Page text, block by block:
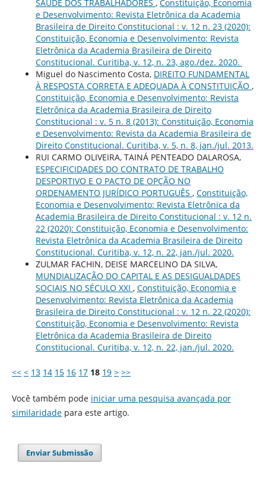
SAÚDE DOS TRABALHADORES , Constituição, Economia
e Desenvolvimento: Revista Eletrônica da Academia
Brasileira de Direito Constitucional : v. 12 n. 23 (2020):
Constituição, Economia e Desenvolvimento: Revista
Eletrônica da Academia Brasileira de Direito
Constitucional. Curitiba, v. 12, n. 23, ago./dez. 2020.
Miguel do Nascimento Costa, DIREITO FUNDAMENTAL
À RESPOSTA CORRETA E ADEQUADA À CONSTITUIÇÃO ,
Constituição, Economia e Desenvolvimento: Revista
Eletrônica da Academia Brasileira de Direito
Constitucional : v. 5 n. 8 (2013): Constituição, Economia
e Desenvolvimento: Revista da Academia Brasileira de
Direito Constitucional. Curitiba, v. 5, n. 8, jan./jul. 2013.
RUI CARMO OLIVEIRA, TAINÁ PENTEADO DALAROSA,
ESPECIFICIDADES DO CONTRATO DE TRABALHO
DESPORTIVO E O PACTO DE OPÇÃO NO
ORDENAMENTO JURÍDICO PORTUGUÊS , Constituição,
Economia e Desenvolvimento: Revista Eletrônica da
Academia Brasileira de Direito Constitucional : v. 12 n.
22 (2020): Constituição, Economia e Desenvolvimento:
Revista Eletrônica da Academia Brasileira de Direito
Constitucional. Curitiba, v. 12, n. 22, jan./jul. 2020.
ZULMAR FACHIN, DEISE MARCELINO DA SILVA,
MUNDIALIZAÇÃO DO CAPITAL E AS DESIGUALDADES
SOCIAIS NO SÉCULO XXI , Constituição, Economia e
Desenvolvimento: Revista Eletrônica da Academia
Brasileira de Direito Constitucional : v. 12 n. 22 (2020):
Constituição, Economia e Desenvolvimento: Revista
Eletrônica da Academia Brasileira de Direito
Constitucional. Curitiba, v. 12, n. 22, jan./jul. 2020.
<< < 13 14 15 16 17 18 19 > >>
Você também pode iniciar uma pesquisa avançada por
similaridadepara este artigo.
Enviar Submissão